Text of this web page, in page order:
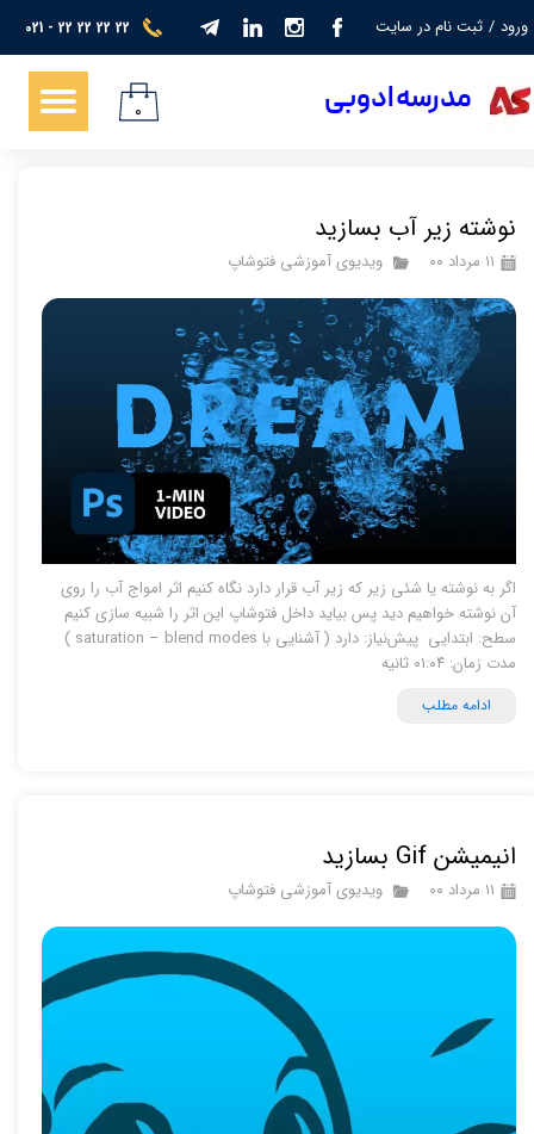
021 - 22 22 22 22 ورود / ثبت نام در سایت
حساب کاربری من
تغییر گذر واژه
خروج از حساب کاربری
​​​مدرسه ادوبی ۰
نوشته زیر آب بسازید
۱۱ مرداد ۰۰ ویدیوی آموزشی فتوشاپ
اگر به نوشته یا شئی زیر که زیر آب قرار دارد نگاه کنیم اثر امواج آب را روی
آن نوشته خواهیم دید پس بیاید داخل فتوشاپ این اثر را شبیه سازی کنیم
سطح: ابتدایی پیش‌نیاز: دارد ( آشنایی با saturation – blend modes )
مدت زمان: ۰۱:۰۴ ثانیه
ادامه مطلب
انیمیشن Gif بسازید
۱۱ مرداد ۰۰ ویدیوی آموزشی فتوشاپ